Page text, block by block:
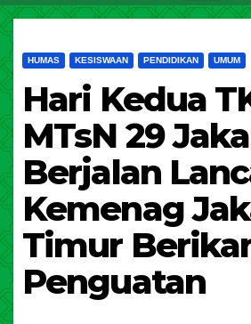
HUMAS KESISWAAN PENDIDIKAN UMUM
Hari Kedua
MTsN 29
Berjalan
Kemenag
Timur
Penguatan